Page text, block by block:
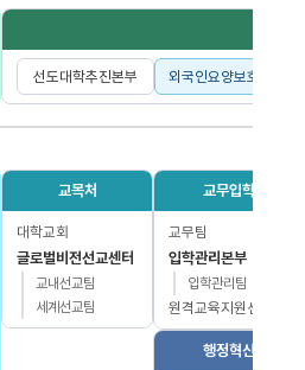
선도대학추진본부 외국인요양보호사 양
교목처
대학교회
글로벌비전선교센터
교내선교팀
세계선교팀
교무입학처
교무팀
입학관리본부
입학관리팀
원격교육지원센터
행정혁신처